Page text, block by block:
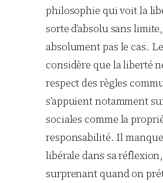
philosophie qui voit la
sorte d’absolu sans
absolument pas le cas.
considère que la liberté
respect des règles
s’appuient notamment
sociales comme la
responsabilité. Il
libérale dans sa
surprenant quand on